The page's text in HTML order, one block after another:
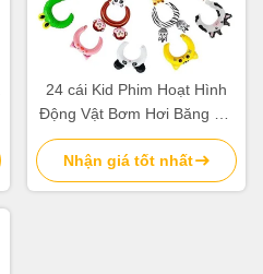
24 cái Kid Phim Hoạt Hình
Động Vật Bơm Hơi Băng Đô
Bong Bóng Bóng Bay OEM
Nhận giá tốt nhất